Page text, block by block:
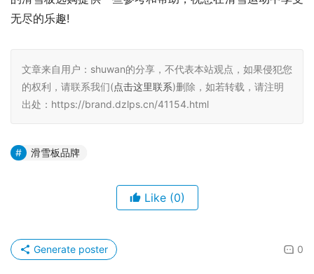
无尽的乐趣!
文章来自用户：shuwan的分享，不代表本站观点，如果侵犯您
的权利，请联系我们(点击这里联系)删除，如若转载，请注明
出处：https://brand.dzlps.cn/41154.html
滑雪板品牌
Like (0)
0
Generate poster